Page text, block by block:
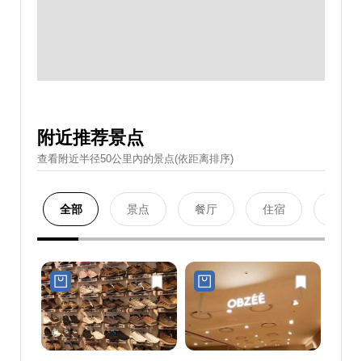
附近推荐景点
查看附近半径50公里內的景点(依距离排序)
全部 景点 餐厅 住宿